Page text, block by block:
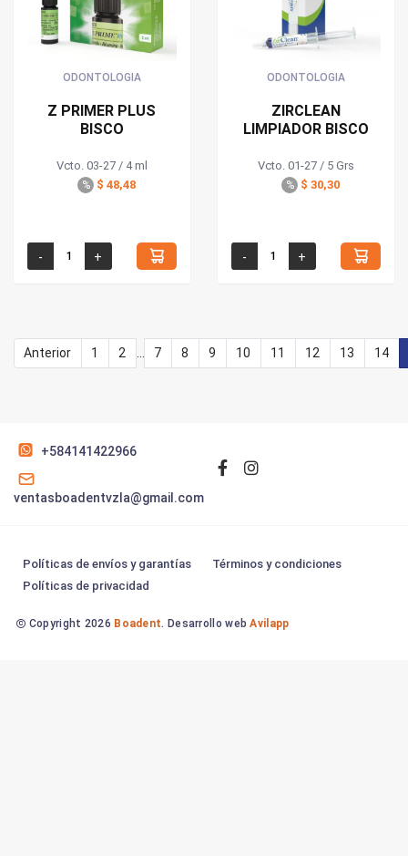
ODONTOLOGIA
Z PRIMER PLUS
BISCO
Vcto. 03-27 / 4 ml
% $ 48,48
ODONTOLOGIA
ZIRCLEAN
LIMPIADOR BISCO
Vcto. 01-27 / 5 Grs
% $ 30,30
Anterior 1 2 7 8 9 10 11 12 13 14
+584141422966
ventasboadentvzla@gmail.com
Políticas de envíos y garantías
Términos y condiciones
Políticas de privacidad
Copyright 2026 Boadent. Desarrollo webAvilapp